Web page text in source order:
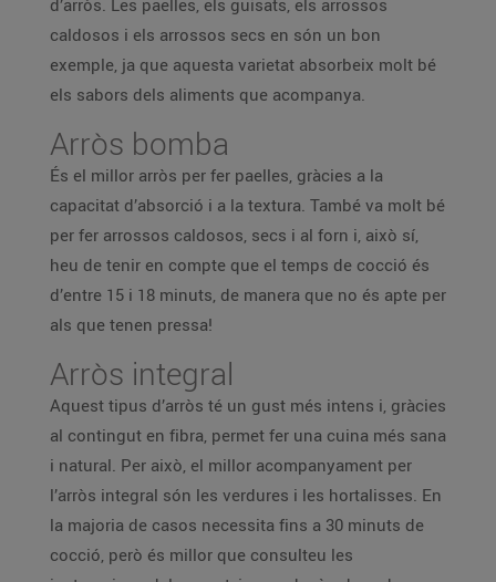
d’arròs. Les paelles, els guisats, els arrossos
caldosos i els arrossos secs en són un bon
exemple, ja que aquesta varietat absorbeix molt bé
els sabors dels aliments que acompanya.
Arròs bomba
És el millor arròs per fer paelles, gràcies a la
capacitat d’absorció i a la textura. També va molt bé
per fer arrossos caldosos, secs i al forn i, això sí,
heu de tenir en compte que el temps de cocció és
d’entre 15 i 18 minuts, de manera que no és apte per
als que tenen pressa!
Arròs integral
Aquest tipus d’arròs té un gust més intens i, gràcies
al contingut en fibra, permet fer una cuina més sana
i natural. Per això, el millor acompanyament per
l’arròs integral són les verdures i les hortalisses. En
la majoria de casos necessita fins a 30 minuts de
cocció, però és millor que consulteu les